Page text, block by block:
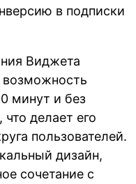
в подписки
Виджета
минут и без
делает его
пользователей.
дизайн,
сочетание с